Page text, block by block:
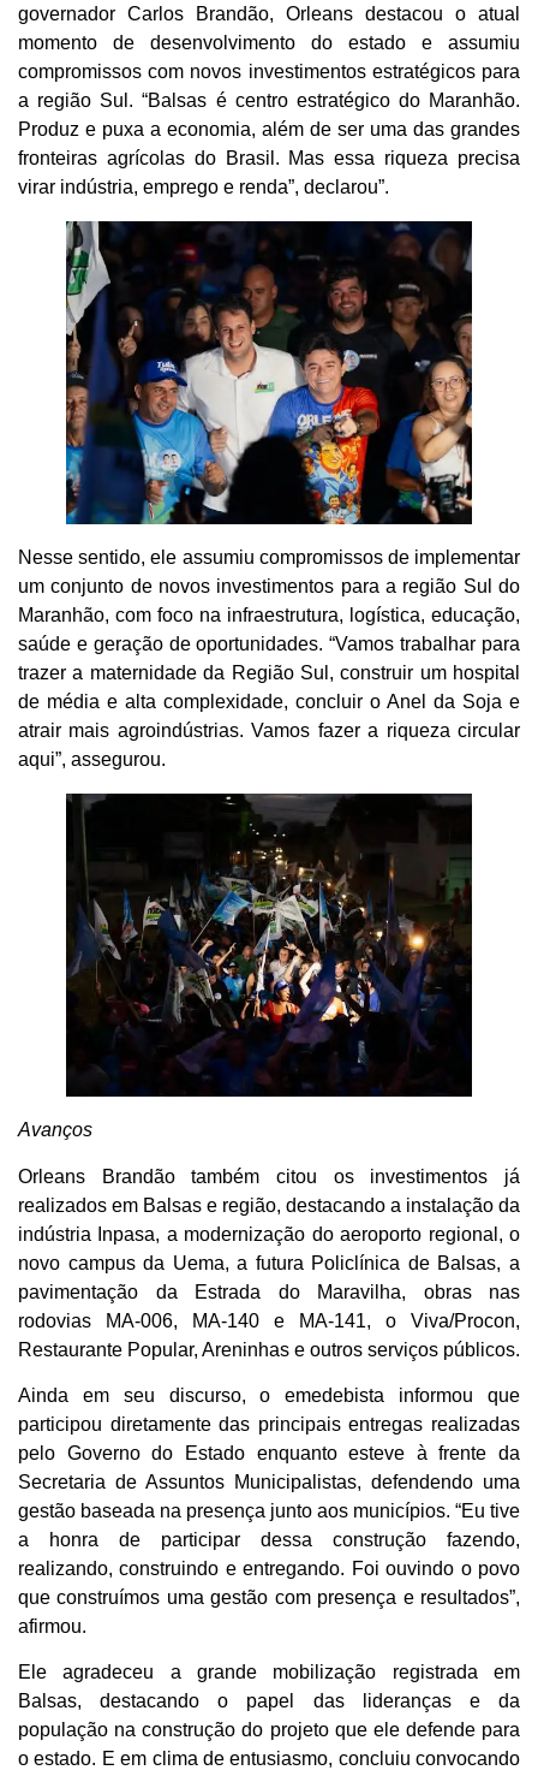
governador Carlos Brandão, Orleans destacou o atual
momento de desenvolvimento do estado e assumiu
compromissos com novos investimentos estratégicos para
a região Sul. “Balsas é centro estratégico do Maranhão.
Produz e puxa a economia, além de ser uma das grandes
fronteiras agrícolas do Brasil. Mas essa riqueza precisa
virar indústria, emprego e renda”, declarou”.
Nesse sentido, ele assumiu compromissos de implementar
um conjunto de novos investimentos para a região Sul do
Maranhão, com foco na infraestrutura, logística, educação,
saúde e geração de oportunidades. “Vamos trabalhar para
trazer a maternidade da Região Sul, construir um hospital
de média e alta complexidade, concluir o Anel da Soja e
atrair mais agroindústrias. Vamos fazer a riqueza circular
aqui”, assegurou.
Avanços
Orleans Brandão também citou os investimentos já
realizados em Balsas e região, destacando a instalação da
indústria Inpasa, a modernização do aeroporto regional, o
novo campus da Uema, a futura Policlínica de Balsas, a
pavimentação da Estrada do Maravilha, obras nas
rodovias MA-006, MA-140 e MA-141, o Viva/Procon,
Restaurante Popular, Areninhas e outros serviços públicos.
Ainda em seu discurso, o emedebista informou que
participou diretamente das principais entregas realizadas
pelo Governo do Estado enquanto esteve à frente da
Secretaria de Assuntos Municipalistas, defendendo uma
gestão baseada na presença junto aos municípios. “Eu tive
a honra de participar dessa construção fazendo,
realizando, construindo e entregando. Foi ouvindo o povo
que construímos uma gestão com presença e resultados”,
afirmou.
Ele agradeceu a grande mobilização registrada em
Balsas, destacando o papel das lideranças e da
população na construção do projeto que ele defende para
o estado. E em clima de entusiasmo, concluiu convocando